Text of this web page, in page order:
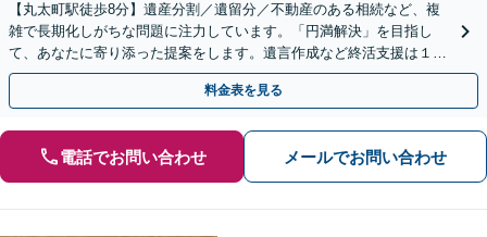
【丸太町駅徒歩8分】遺産分割／遺留分／不動産のある相続など、複
雑で長期化しがちな問題に注力しています。「円満解決」を目指し
て、あなたに寄り添った提案をします。遺言作成など終活支援は１１
万円（税込）〜。【明瞭会計・スピード対応】【他士業連携】
料金表を見る
電話でお問い合わせ メールでお問い合わせ